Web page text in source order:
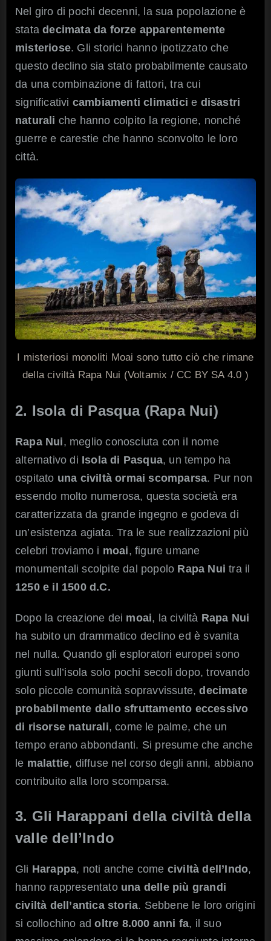
Nel giro di pochi decenni, la sua popolazione è
statadecimata da forze apparentemente
misteriose. Gli storici hanno ipotizzato che
questo declino sia stato probabilmente causato
da una combinazione di fattori, tra cui
significativi cambiamenti climatici e disastri
naturali che hanno colpito la regione, nonché
guerre e carestie che hanno sconvolto le loro
città.
I misteriosi monoliti Moai sono tutto ciò che rimane
della civiltà Rapa Nui (Voltamix / CC BY SA 4.0 )
2. Isola di Pasqua (Rapa Nui)
Rapa Nui, meglio conosciuta con il nome
alternativo di Isola di Pasqua, un tempo ha
ospitato una civiltà ormai scomparsa. Pur non
essendo molto numerosa, questa società era
caratterizzata da grande ingegno e godeva di
un’esistenza agiata. Tra le sue realizzazioni più
celebri troviamo i moai, figure umane
monumentali scolpite dal popolo Rapa Nui tra il
1250 e il 1500 d.C.
Dopo la creazione dei moai, la civiltà Rapa Nui
ha subito un drammatico declino ed è svanita
nel nulla. Quando gli esploratori europei sono
giunti sull’isola solo pochi secoli dopo, trovando
solo piccole comunità sopravvissute,decimate
probabilmente dallo sfruttamento eccessivo
di risorse naturali, come le palme, che un
tempo erano abbondanti. Si presume che anche
le malattie, diffuse nel corso degli anni, abbiano
contribuito alla loro scomparsa.
3. Gli Harappani della civiltà della
valle dell’Indo
Gli Harappa, noti anche come civiltà dell’Indo,
hanno rappresentatouna delle più grandi
civiltà dell’antica storia. Sebbene le loro origini
si collochino adoltre 8.000 anni fa, il suo